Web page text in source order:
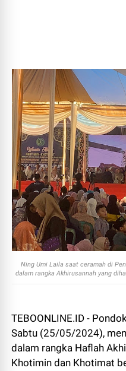
Ning Umi Laila saat ceramah di
dalam rangka Akhirusannah yang
TEBOONLINE.ID -
Sabtu (25/05/2024),
dalam rangka Haflah
Khotimin dan Khotimat